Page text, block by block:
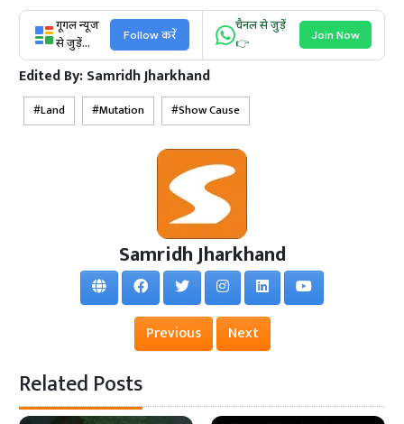
गूगल न्यूज
से जुड़ें...
Follow करें
चैनल से जुड़ें
👉
Join Now
Edited By:Samridh Jharkhand
Land Mutation Show Cause
Samridh Jharkhand
Previous Next
Related Posts